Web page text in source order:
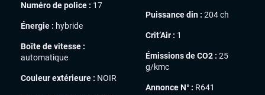
Numéro de police : 17
Énergie : hybride
Boîte de vitesse :
automatique
Couleur extérieure : NOIR
Puissance din : 204 ch
Crit’Air : 1
Émissions de CO2 : 25
g/kmc
Annonce N° : R641